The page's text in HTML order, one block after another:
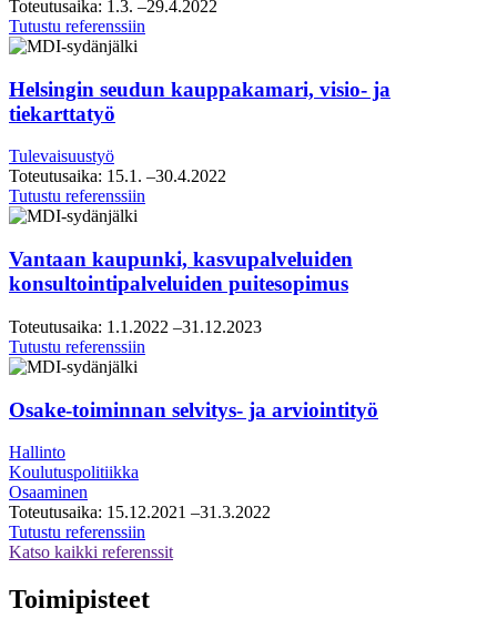
Toteutusaika: 1.3. –29.4.2022
Tutustu referenssiin
Helsingin seudun kauppakamari, visio- ja
tiekarttatyö
Tulevaisuustyö
Toteutusaika: 15.1. –30.4.2022
Tutustu referenssiin
visio-
ja
tiekarttatyö
Vantaan kaupunki, kasvupalveluiden
konsultointipalveluiden puitesopimus
Toteutusaika: 1.1.2022 –31.12.2023
Tutustu referenssiin
konsultointipalveluiden
puitesopimus
Osake-toiminnan selvitys- ja arviointityö
Hallinto
Koulutuspolitiikka
Osaaminen
Toteutusaika: 15.12.2021 –31.3.2022
Tutustu referenssiin
toiminnan
ja
arviointityö
Katso kaikki referenssit
Toimipisteet